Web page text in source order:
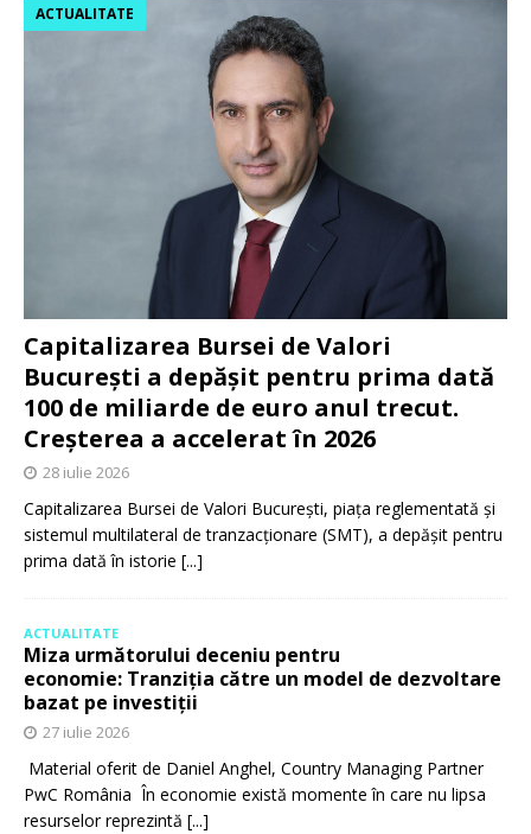
Capitalizarea Bursei de Valori
București a depășit pentru prima dată
100 de miliarde de euro anul trecut.
Creșterea a accelerat în 2026
ACTUALITATE
28 iulie 2026
Capitalizarea Bursei de Valori București, piața reglementată și
sistemul multilateral de tranzacționare (SMT), a depășit pentru
prima dată în istorie [...]
ACTUALITATE
Miza următorului deceniu pentru
economie: Tranziția către un model de dezvoltare
bazat pe investiții
27 iulie 2026
Material oferit de Daniel Anghel, Country Managing Partner
PwC România În economie există momente în care nu lipsa
resurselor reprezintă [...]